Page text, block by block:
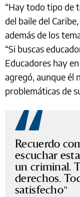
“Hay todo tipo de
del baile del
además de los
“Si buscas
Educadores hay
agregó, aunque él
problemáticas de
Recuerdo
escuchar
un criminal.
derechos.
satisfecho